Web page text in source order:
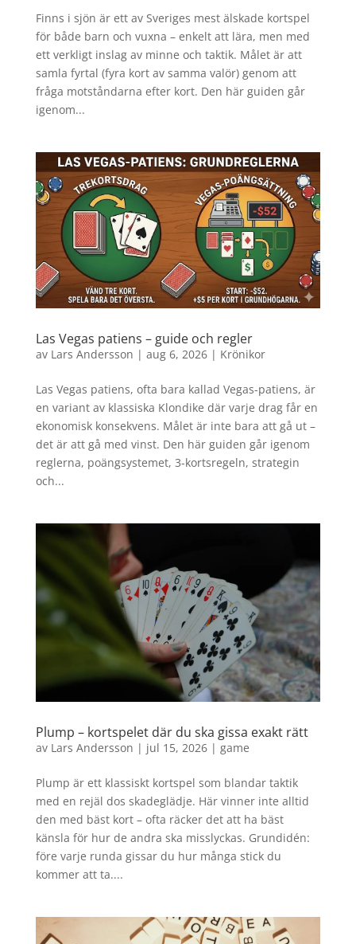
Finns i sjön är ett av Sveriges mest älskade kortspel
för både barn och vuxna – enkelt att lära, men med
ett verkligt inslag av minne och taktik. Målet är att
samla fyrtal (fyra kort av samma valör) genom att
fråga motståndarna efter kort. Den här guiden går
igenom...
Las Vegas patiens – guide och regler
av Lars Andersson | aug 6, 2026| Krönikor
Las Vegas patiens, ofta bara kallad Vegas-patiens, är
en variant av klassiska Klondike där varje drag får en
ekonomisk konsekvens. Målet är inte bara att gå ut –
det är att gå med vinst. Den här guiden går igenom
reglerna, poängsystemet, 3-kortsregeln, strategin
och...
Plump – kortspelet där du ska gissa exakt rätt
av Lars Andersson | jul 15, 2026| game
Plump är ett klassiskt kortspel som blandar taktik
med en rejäl dos skadeglädje. Här vinner inte alltid
den med bäst kort – ofta räcker det att ha bäst
känsla för hur de andra ska misslyckas. Grundidén:
före varje runda gissar du hur många stick du
kommer att ta....